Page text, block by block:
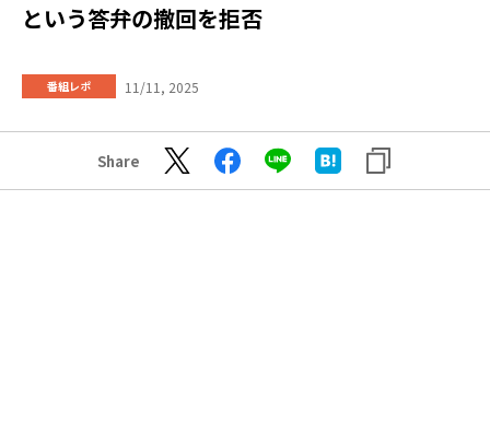
という答弁の撤回を拒否
番組レポ 11/11, 2025
Share